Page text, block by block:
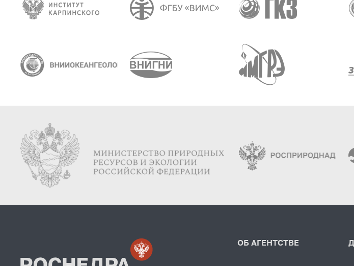
ОБ АГЕНТСТВЕ